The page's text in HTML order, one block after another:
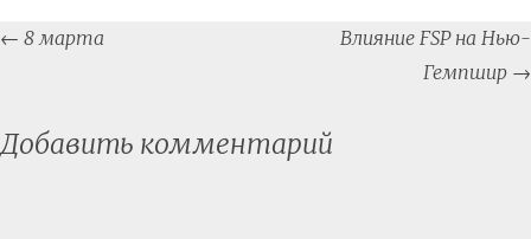
Post
navigation
← 8 марта
Влияние FSP на Нью-
Гемпшир →
Добавить комментарий